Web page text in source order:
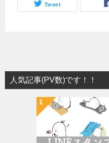
Tweet
人気記事(PV数)です！！